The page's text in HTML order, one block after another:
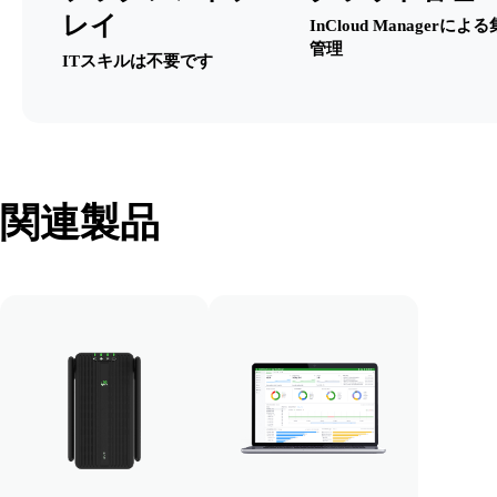
レイ
ITスキルは不要です
InCloud Managerによる
管理
関連製品